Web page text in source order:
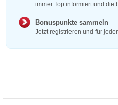
immer Top informiert und die
Bonuspunkte sammeln
Jetzt registrieren und für